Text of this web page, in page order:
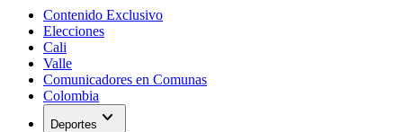
Contenido Exclusivo
Elecciones
Cali
Valle
Comunicadores en Comunas
Colombia
Deportes expand_more